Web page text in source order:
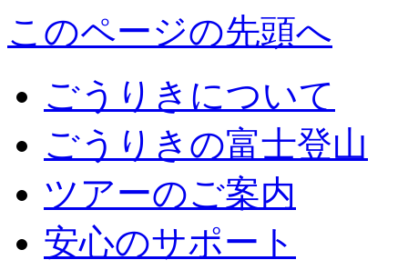
このページの先頭へ
ごうりきについて
ごうりきの富士登山
ツアーのご案内
安心のサポート